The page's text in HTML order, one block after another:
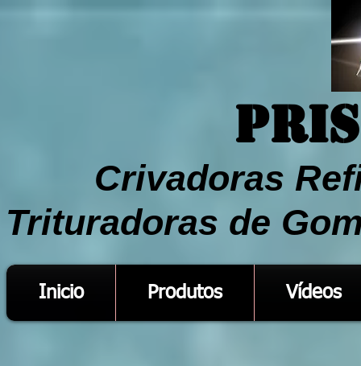
Crivadoras
Trituradoras de
Inicio Produtos Vídeos